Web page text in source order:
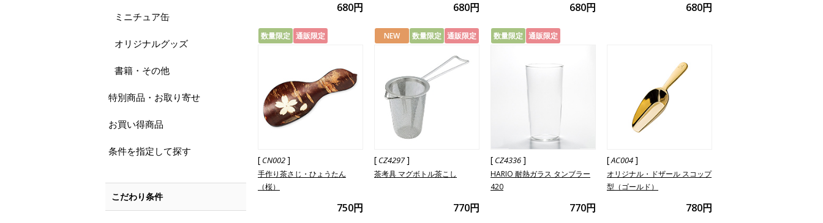
680円 680円 680円 680円
数量限定 通販限定
[ CN002]
手作り茶さじ・ひょうたん
（桜）
750円
NEW 数量限定 通販限定
[ CZ4297]
茶考具 マグボトル茶こし
770円
数量限定 通販限定
[ CZ4336]
HARIO 耐熱ガラス タンブラー
420
770円
[AC004]
オリジナル・ドザール スコップ
型（ゴールド）
780円
ミニチュア缶
オリジナルグッズ
書籍・その他
特別商品・お取り寄せ
お買い得商品
条件を指定して探す
こだわり条件